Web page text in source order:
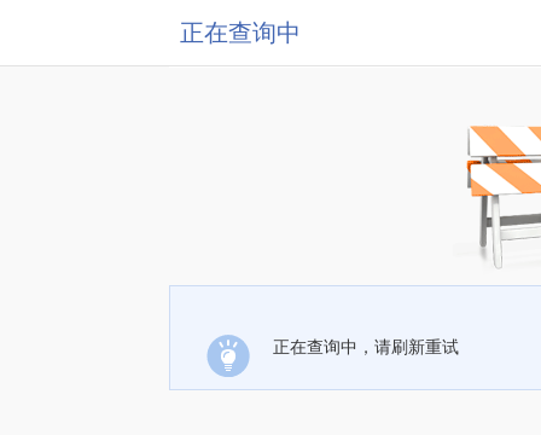
正在查询中
正在查询中，请刷新重试